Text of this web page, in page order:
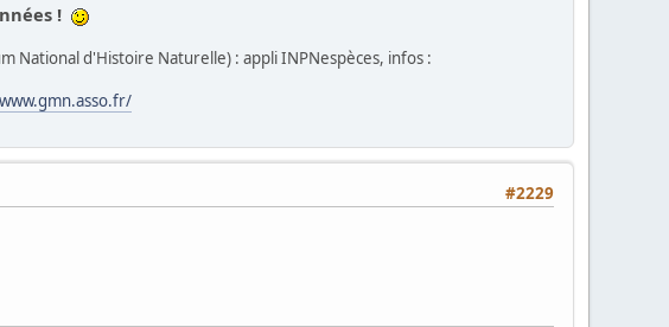
!
d'Histoire Naturelle) : appli INPNespèces, infos :
#2229